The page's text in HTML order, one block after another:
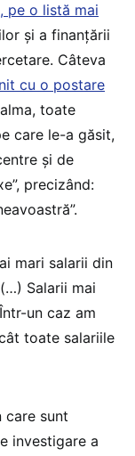
pe o listă mai
și a finanțării
Câteva
cu o postare
toate
care le-a găsit,
și de
precizând:
mari salarii din
Salarii mai
un caz am
toate salariile
care sunt
investigare a